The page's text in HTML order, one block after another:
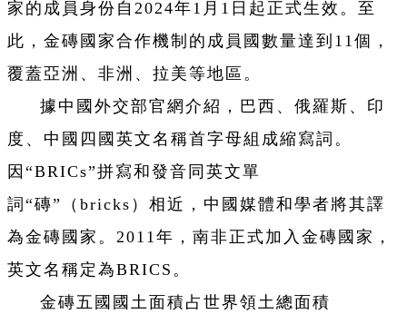
家的成員身份自2024年1月1日起正式生效。至
此，金磚國家合作機制的成員國數量達到11個，
覆蓋亞洲、非洲、拉美等地區。
據中國外交部官網介紹，巴西、俄羅斯、印
度、中國四國英文名稱首字母組成縮寫詞。
因“BRICs”拼寫和發音同英文單
詞“磚”（bricks）相近，中國媒體和學者將其譯
為金磚國家。2011年，南非正式加入金磚國家，
英文名稱定為BRICS。
金磚五國國土面積占世界領土總面積